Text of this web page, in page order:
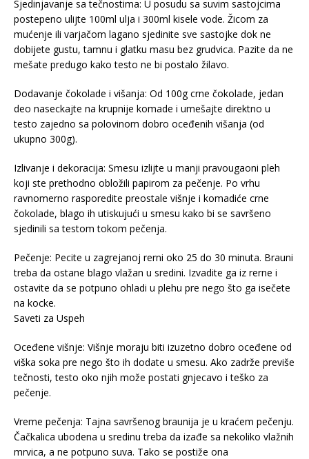
Sjedinjavanje sa tečnostima: U posudu sa suvim sastojcima
postepeno ulijte 100ml ulja i 300ml kisele vode. Žicom za
mućenje ili varjačom lagano sjedinite sve sastojke dok ne
dobijete gustu, tamnu i glatku masu bez grudvica. Pazite da ne
mešate predugo kako testo ne bi postalo žilavo.
Dodavanje čokolade i višanja: Od 100g crne čokolade, jedan
deo naseckajte na krupnije komade i umešajte direktno u
testo zajedno sa polovinom dobro oceđenih višanja (od
ukupno 300g).
Izlivanje i dekoracija: Smesu izlijte u manji pravougaoni pleh
koji ste prethodno obložili papirom za pečenje. Po vrhu
ravnomerno rasporedite preostale višnje i komadiće crne
čokolade, blago ih utiskujući u smesu kako bi se savršeno
sjedinili sa testom tokom pečenja.
Pečenje: Pecite u zagrejanoj rerni oko 25 do 30 minuta. Brauni
treba da ostane blago vlažan u sredini. Izvadite ga iz rerne i
ostavite da se potpuno ohladi u plehu pre nego što ga isečete
na kocke.
Saveti za Uspeh
Oceđene višnje: Višnje moraju biti izuzetno dobro oceđene od
viška soka pre nego što ih dodate u smesu. Ako zadrže previše
tečnosti, testo oko njih može postati gnjecavo i teško za
pečenje.
Vreme pečenja: Tajna savršenog braunija je u kraćem pečenju.
Čačkalica ubodena u sredinu treba da izađe sa nekoliko vlažnih
mrvica, a ne potpuno suva. Tako se postiže ona